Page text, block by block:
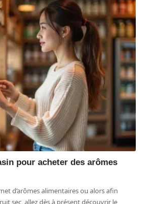
pour acheter des arômes
d’arômes alimentaires ou alors afin
sec, allez dès à présent découvrir le